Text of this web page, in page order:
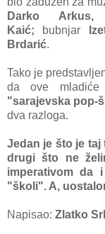
Darko Arkus,
Kaić; bubnjar
Brdarić.
Tako je
da ove
"sarajevska pop-
dva razloga.
Jedan je što je
drugi što ne
imperativom da
"školi". A,
Napisao: Zlatko